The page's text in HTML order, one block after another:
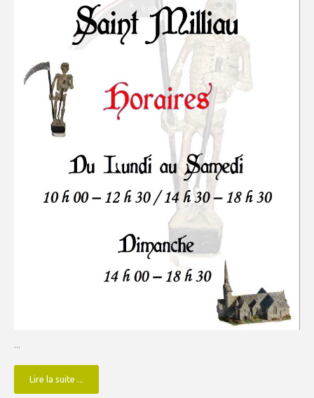
...
Lire la suite ...